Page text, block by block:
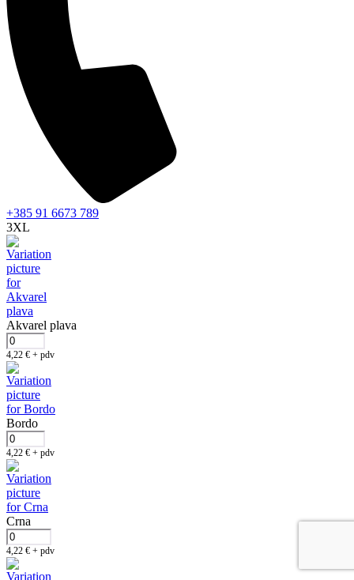
+385 91 6673 789
3XL
Akvarel plava
4,22 € + pdv
Bordo
4,22 € + pdv
Crna
4,22 € + pdv